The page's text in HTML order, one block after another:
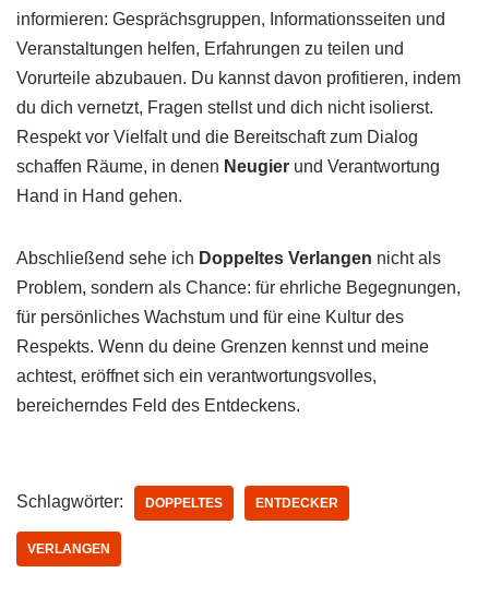
informieren: Gesprächsgruppen, Informationsseiten und
Veranstaltungen helfen, Erfahrungen zu teilen und
Vorurteile abzubauen. Du kannst davon profitieren, indem
du dich vernetzt, Fragen stellst und dich nicht isolierst.
Respekt vor Vielfalt und die Bereitschaft zum Dialog
schaffen Räume, in denen Neugier und Verantwortung
Hand in Hand gehen.
Abschließend sehe ich Doppeltes Verlangen nicht als
Problem, sondern als Chance: für ehrliche Begegnungen,
für persönliches Wachstum und für eine Kultur des
Respekts. Wenn du deine Grenzen kennst und meine
achtest, eröffnet sich ein verantwortungsvolles,
bereicherndes Feld des Entdeckens.
Schlagwörter: DOPPELTES ENTDECKER
VERLANGEN